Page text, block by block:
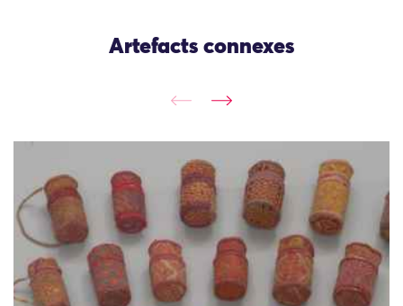
Artefacts connexes